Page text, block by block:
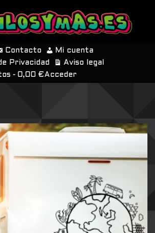
Contacto
Mi cuenta
Privacidad
Aviso legal
0,00 € Acceder